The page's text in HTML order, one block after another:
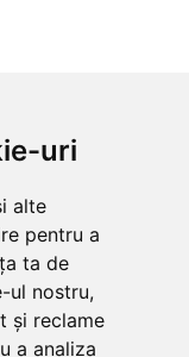
uri
alte
pentru a
ta de
ul nostru,
și reclame
a analiza
snowboard
longboard